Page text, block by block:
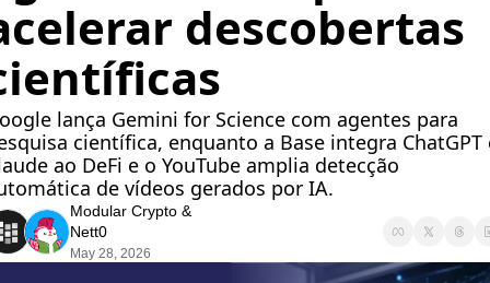
descobertas
lança Gemini for Science com agentes para
científica, enquanto a Base integra ChatGPT
ao DeFi e o YouTube amplia detecção
de vídeos gerados por IA.
Modular Crypto
Nett0
May 28, 2026